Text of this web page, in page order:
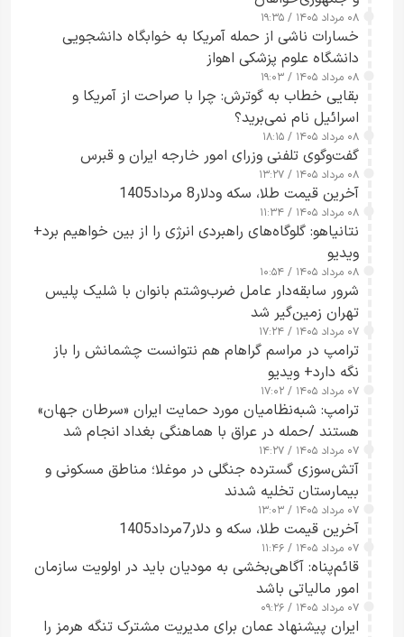
۰۸ مرداد ۱۴۰۵ / ۱۹:۳۵
خسارات ناشی از حمله آمریکا به خوابگاه دانشجویی
دانشگاه علوم پزشکی اهواز
۰۸ مرداد ۱۴۰۵ / ۱۹:۰۳
بقایی خطاب به گوترش: چرا با صراحت از آمریکا و
اسرائیل نام نمی‌برید؟
۰۸ مرداد ۱۴۰۵ / ۱۸:۱۵
گفت‌وگوی تلفنی وزرای امور خارجه ایران و قبرس
۰۸ مرداد ۱۴۰۵ / ۱۳:۲۷
آخرین قیمت طلا، سکه ودلار8 مرداد1405
۰۸ مرداد ۱۴۰۵ / ۱۱:۳۴
نتانیاهو: گلوگاه‌های راهبردی انرژی را از بین خواهیم برد+
ویدیو
۰۸ مرداد ۱۴۰۵ / ۱۰:۵۴
شرور سابقه‌دار عامل ضرب‌وشتم بانوان با شلیک پلیس
تهران زمین‌گیر شد
۰۷ مرداد ۱۴۰۵ / ۱۷:۲۴
ترامپ در مراسم گراهام هم نتوانست چشمانش را باز
نگه دارد+ ویدیو
۰۷ مرداد ۱۴۰۵ / ۱۷:۰۲
ترامپ: شبه‌نظامیان مورد حمایت ایران «سرطان جهان»
هستند /حمله در عراق با هماهنگی بغداد انجام شد
۰۷ مرداد ۱۴۰۵ / ۱۴:۲۷
آتش‌سوزی گسترده جنگلی در موغلا؛ مناطق مسکونی و
بیمارستان تخلیه شدند
۰۷ مرداد ۱۴۰۵ / ۱۳:۰۳
آخرین قیمت طلا، سکه و دلار7مرداد1405
۰۷ مرداد ۱۴۰۵ / ۱۱:۴۶
قائم‌پناه: آگاهی‌بخشی به مودیان باید در اولویت سازمان
امور مالیاتی باشد
۰۷ مرداد ۱۴۰۵ / ۰۹:۲۶
ایران پیشنهاد عمان برای مدیریت مشترک تنگه هرمز را